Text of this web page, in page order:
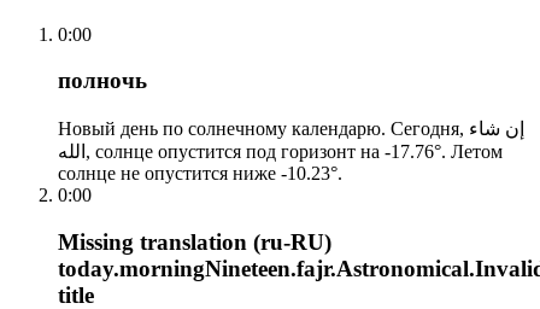
0:00
полночь
Новый день по солнечному календарю. Сегодня, إن شاء
الله, солнце опустится под горизонт на -17.76°. Летом
солнце не опустится ниже -10.23°.
0:00
Missing translation (ru-RU)
title